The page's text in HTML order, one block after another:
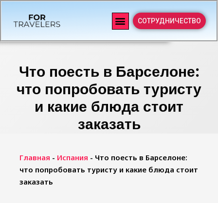
СОТРУДНИЧЕСТВО
Что поесть в Барселоне:
что попробовать туристу
и какие блюда стоит
заказать
Главная - Испания - Что поесть в Барселоне:
что попробовать туристу и какие блюда стоит
заказать